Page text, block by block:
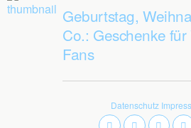
Geburtstag,
Co.: Geschenke
Fans
Datenschutz